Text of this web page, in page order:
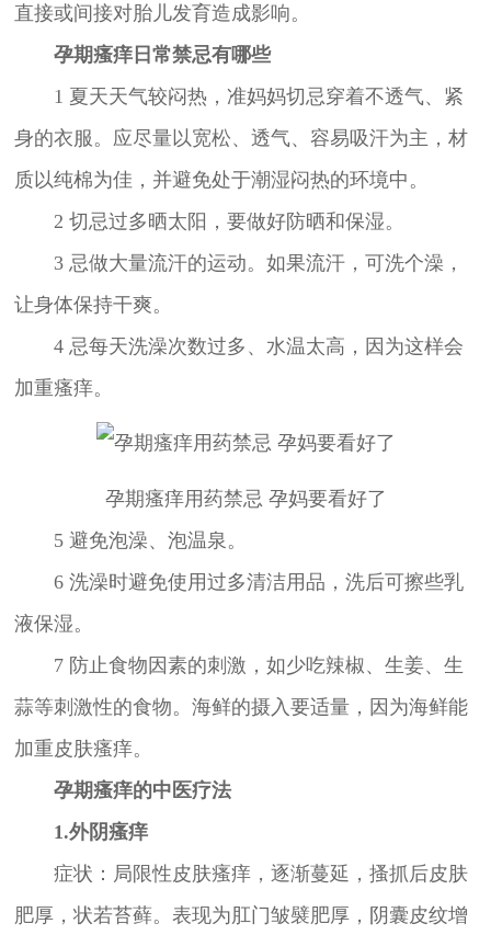
直接或间接对胎儿发育造成影响。
孕期瘙痒日常禁忌有哪些
1 夏天天气较闷热，准妈妈切忌穿着不透气、紧
身的衣服。应尽量以宽松、透气、容易吸汗为主，材
质以纯棉为佳，并避免处于潮湿闷热的环境中。
2 切忌过多晒太阳，要做好防晒和保湿。
3 忌做大量流汗的运动。如果流汗，可洗个澡，
让身体保持干爽。
4 忌每天洗澡次数过多、水温太高，因为这样会
加重瘙痒。
孕期瘙痒用药禁忌 孕妈要看好了
5 避免泡澡、泡温泉。
6 洗澡时避免使用过多清洁用品，洗后可擦些乳
液保湿。
7 防止食物因素的刺激，如少吃辣椒、生姜、生
蒜等刺激性的食物。海鲜的摄入要适量，因为海鲜能
加重皮肤瘙痒。
孕期瘙痒的中医疗法
1.外阴瘙痒
症状：局限性皮肤瘙痒，逐渐蔓延，搔抓后皮肤
肥厚，状若苔藓。表现为肛门皱襞肥厚，阴囊皮纹增